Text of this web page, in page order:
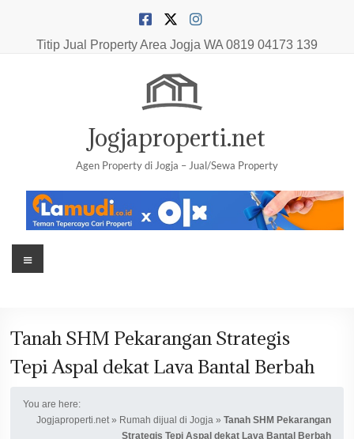
contentTitip Jual Property Area Jogja WA 0819 04173 139
Jogjaproperti.net
Agen Property di Jogja – Jual/Sewa Property
Menu
Tanah SHM Pekarangan Strategis
Tepi Aspal dekat Lava Bantal Berbah
You are here:
Jogjaproperti.net» Rumah dijual di Jogja » Tanah SHM Pekarangan
Strategis Tepi Aspal dekat Lava Bantal Berbah